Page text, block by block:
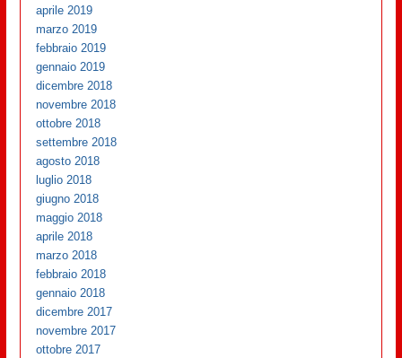
aprile 2019
marzo 2019
febbraio 2019
gennaio 2019
dicembre 2018
novembre 2018
ottobre 2018
settembre 2018
agosto 2018
luglio 2018
giugno 2018
maggio 2018
aprile 2018
marzo 2018
febbraio 2018
gennaio 2018
dicembre 2017
novembre 2017
ottobre 2017